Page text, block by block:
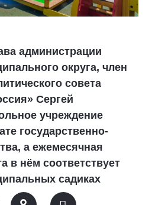
администрации
округа, член
совета
Сергей
учреждение
государственно-
а ежемесячная
в нём соответствует
садиках